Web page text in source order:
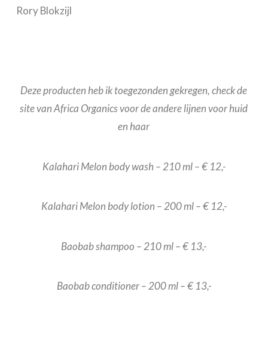
Rory Blokzijl
Deze producten heb ik toegezonden gekregen, check de
site van Africa Organics voor de andere lijnen voor huid
en haar
Kalahari Melon body wash – 210 ml – € 12,-
Kalahari Melon body lotion – 200 ml – € 12,-
Baobab shampoo – 210 ml – € 13,-
Baobab conditioner – 200 ml – € 13,-